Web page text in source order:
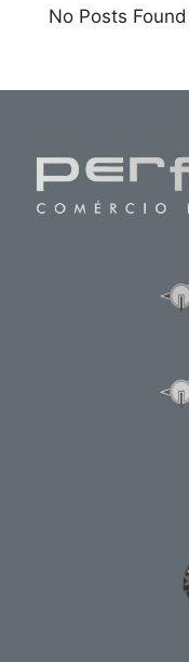
No Posts Found